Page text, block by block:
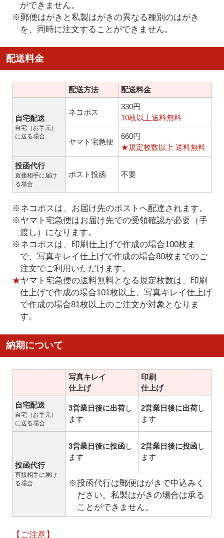
ができません。
※郵便はがきと私製はがきの異なる種別のはがき
を、同時に注文することができません。
配送料金
配送方法 配送料金
自宅配送
自宅（お手元）
に送る場合
ネコポス
330円
10枚以上送料無料
ヤマト宅急便
660円
★規定枚数以上 送料無料
投函代行
直接相手に届け
る場合
ポスト投函 不要
※ネコポスは、お届け先のポストへ配達されます。
※ヤマト宅急便はお届け先での受領確認が必要（手
渡し）になります。
※ネコポスは、印刷仕上げで作成の場合100枚ま
で、写真キレイ仕上げで作成の場合80枚までのご
注文でご利用いただけます。
★ヤマト宅急便の送料無料となる規定枚数は、印刷
仕上げで作成の場合101枚以上、写真キレイ仕上げ
で作成の場合81枚以上のご注文が対象となりま
す。
納期について
写真キレイ
仕上げ
印刷
仕上げ
自宅配送
自宅（お手元）
に送る場合
3営業日後に出荷し
ます
2営業日後に出荷し
ます
投函代行
直接相手に届け
る場合
3営業日後に投函し
ます
2営業日後に投函し
ます
※投函代行は郵便はがきで申込みく
ださい。私製はがきの場合は承る
ことができません。
【ご注意】